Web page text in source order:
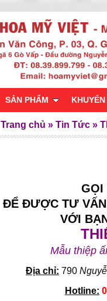
GỌI
ĐỂ ĐƯỢC TƯ VẤN
VỚI
Mẫu thiệp
Địa chỉ: 790
Hotline:
Trang chủ »Tin Tức »
SẢN PHẨM